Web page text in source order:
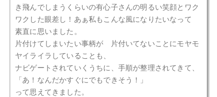
き飛んでしまうくらいの有心子さんの明るい笑顔とワク
ワクした眼差し！あぁ私もこんな風になりたいなって
素直に思いました。
片付けてしまいたい事柄が 片付いてないことにモヤモ
ヤイライラしていることも、
ナビゲートされていくうちに、手順が整理されてきて、
「あ！なんだかすぐにでもできそう！」
って思えてきました。